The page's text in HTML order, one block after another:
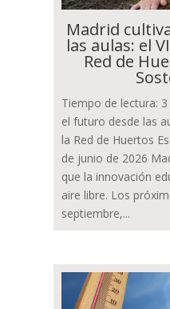
Madrid
las aulas: el
Red de
Tiempo de lectura:
el futuro desde las
la Red de Huertos
de junio de 2026
que la innovación
aire libre. Los
septiembre,...